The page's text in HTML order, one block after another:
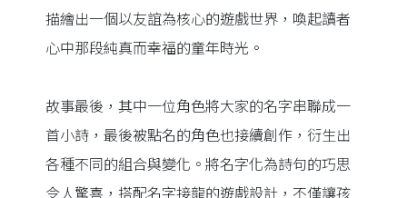
描繪出一個以友誼為核心的遊戲世界，喚起讀者
心中那段純真而幸福的童年時光。
故事最後，其中一位角色將大家的名字串聯成一
首小詩，最後被點名的角色也接續創作，衍生出
各種不同的組合與變化。將名字化為詩句的巧思
令人驚喜，搭配名字接龍的遊戲設計，不僅讓孩